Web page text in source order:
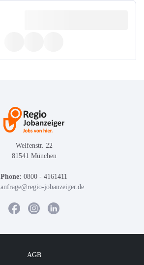
Welfenstr. 22
81541 München
Phone: 0800 - 4161411
anfrage@regio-jobanzeiger.de
AGB